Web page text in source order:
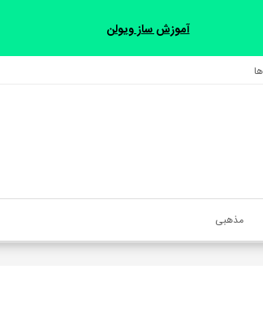
مذهبی
آموزش ساز ویولن